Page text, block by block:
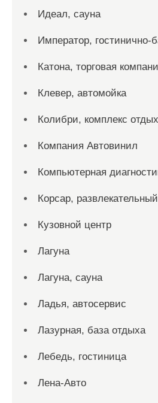
Идеал, сауна
Император, гостинично-
Катона, торговая
Клевер, автомойка
Колибри, комплекс
Компания Автовинил
Компьютерная
Корсар,
Кузовной центр
Лагуна
Лагуна, сауна
Ладья, автосервис
Лазурная, база отдыха
Лебедь, гостиница
Лена-Авто